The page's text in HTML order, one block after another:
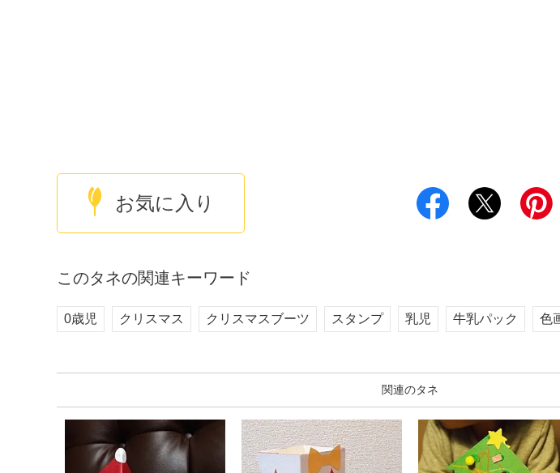
お気に入り
このタネの関連キーワード
0歳児 クリスマス クリスマスブーツ スタンプ 乳児 牛乳パック 色
関連のタネ